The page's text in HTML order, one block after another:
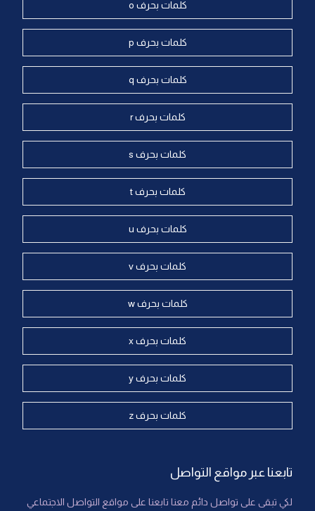
كلمات بحرف o
كلمات بحرف p
كلمات بحرف q
كلمات بحرف r
كلمات بحرف s
كلمات بحرف t
كلمات بحرف u
كلمات بحرف v
كلمات بحرف w
كلمات بحرف x
كلمات بحرف y
كلمات بحرف z
تابعنا عبر مواقع التواصل
لكي تبقى على تواصل دائم معنا تابعنا على مواقع التواصل الاجتماعي